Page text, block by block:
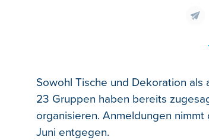
Sowohl Tische und Dekoration als
23 Gruppen haben bereits
organisieren. Anmeldungen
Juni entgegen.